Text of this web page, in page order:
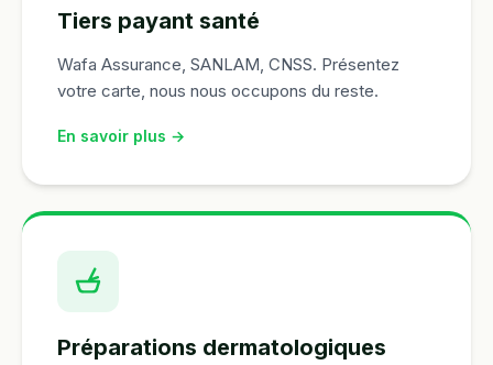
Tiers payant santé
Wafa Assurance, SANLAM, CNSS. Présentez
votre carte, nous nous occupons du reste.
En savoir plus →
Préparations dermatologiques